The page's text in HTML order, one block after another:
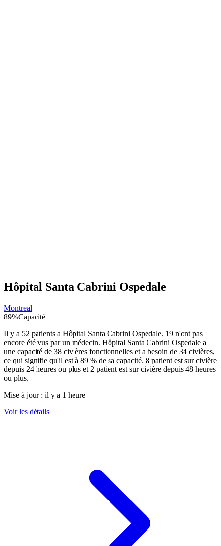
Hôpital Santa Cabrini Ospedale
Montreal
89%Capacité
Il y a 52 patients a Hôpital Santa Cabrini Ospedale. 19 n'ont pas
encore été vus par un médecin. Hôpital Santa Cabrini Ospedale a
une capacité de 38 civières fonctionnelles et a besoin de 34 civières,
ce qui signifie qu'il est à 89 % de sa capacité. 8 patient est sur civière
depuis 24 heures ou plus et 2 patient est sur civière depuis 48 heures
ou plus.
Mise à jour : il y a 1 heure
Voir les détails